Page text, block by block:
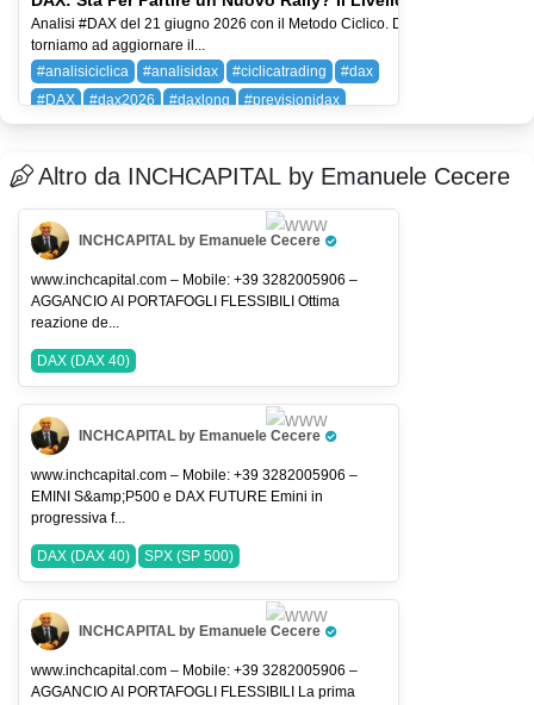
Analisi #DAX del 21 giugno 2026 con il Metodo Ciclico. Dopo circa un mese
torniamo ad aggiornare il...
#analisiciclica
#analisidax #ciclicatrading
#dax
#DAX
#dax2026 #daxlong
#previsionidax
DAX (DAX 40)
Altro da INCHCAPITAL by Emanuele Cecere
INCHCAPITAL by Emanuele Cecere
Pro Trader
www.inchcapital.com – Mobile: +39 3282005906 –
AGGANCIO AI PORTAFOGLI FLESSIBILI Ottima
reazione de...
DAX (DAX 40)
INCHCAPITAL by Emanuele Cecere
Pro Trader
www.inchcapital.com – Mobile: +39 3282005906 –
EMINI S&amp;P500 e DAX FUTURE Emini in
progressiva f...
DAX (DAX 40) SPX (SP 500)
INCHCAPITAL by Emanuele Cecere
Pro Trader
www.inchcapital.com – Mobile: +39 3282005906 –
AGGANCIO AI PORTAFOGLI FLESSIBILI La prima